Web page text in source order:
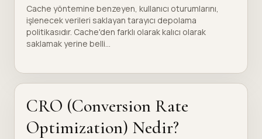
Cache yöntemine benzeyen, kullanıcı oturumlarını,
işlenecek verileri saklayan tarayıcı depolama
politikasıdır. Cache'den farklı olarak kalıcı olarak
saklamak yerine belli...
CRO (Conversion Rate
Optimization) Nedir?